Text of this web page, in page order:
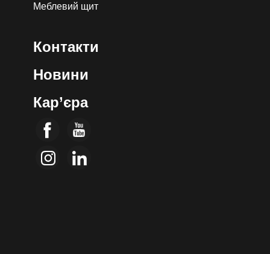
Меблевий щит
Контакти
Новини
Кар’єра